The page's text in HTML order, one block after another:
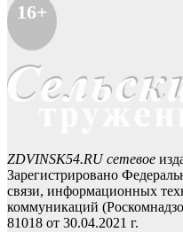
16+
ZDVINSK54.RU сетевое
Зарегистрировано
связи, информационных
коммуникаций
81018 от 30.04.2021 г.